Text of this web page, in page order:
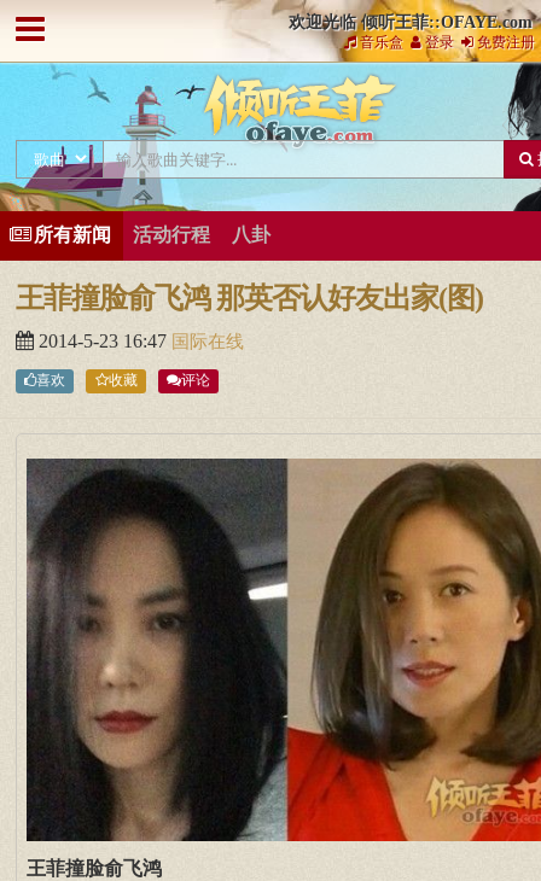
欢迎光临 倾听王菲::OFAYE.com
音乐盒 登录 免费注册
所有新闻 活动行程 八卦
王菲撞脸俞飞鸿 那英否认好友出家(图)
2014-5-23 16:47 国际在线
喜欢 收藏 评论
王菲撞脸俞飞鸿